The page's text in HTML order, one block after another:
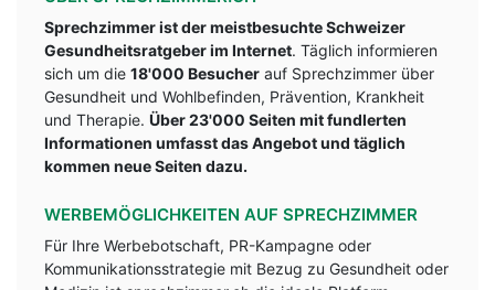
Sprechzimmer ist der meistbesuchte Schweizer
Gesundheitsratgeber im Internet. Täglich informieren
sich um die 18'000 Besucher auf Sprechzimmer über
Gesundheit und Wohlbefinden, Prävention, Krankheit
und Therapie. Über 23'000 Seiten mit fundlerten
Informationen umfasst das Angebot und täglich
kommen neue Seiten dazu.
WERBEMÖGLICHKEITEN AUF SPRECHZIMMER
Für Ihre Werbebotschaft, PR-Kampagne oder
Kommunikationsstrategie mit Bezug zu Gesundheit oder